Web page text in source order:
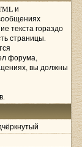
и
текста гораздо
страницы.
форума,
вы должны